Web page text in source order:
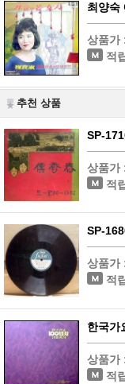
최양숙
상품가
적
추천 상품
SP-
상품가
적
SP-
상품가
적
한국가
상품가
적